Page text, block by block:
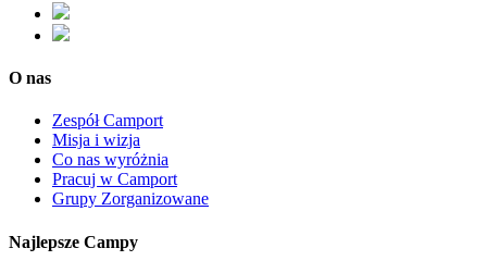
O nas
Zespół Camport
Misja i wizja
Co nas wyróżnia
Pracuj w Camport
Grupy Zorganizowane
Najlepsze Campy